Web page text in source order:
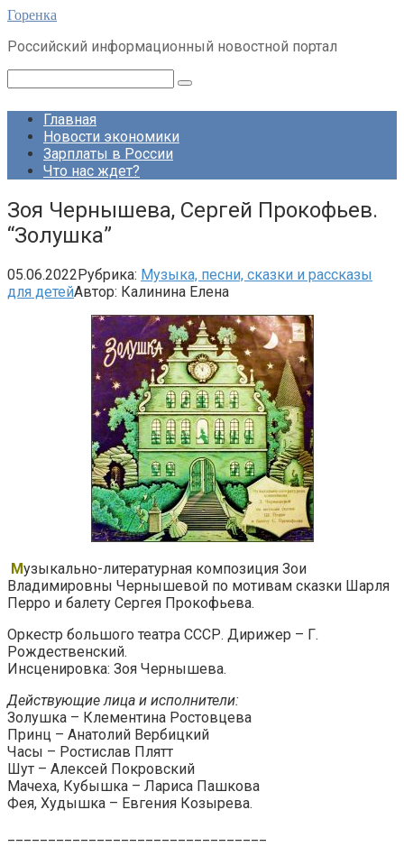
Перейти
контенту
Горенка
Российский информационный новостной портал
Главная
Новости экономики
Зарплаты в России
Что нас ждет?
Зоя Чернышева, Сергей Прокофьев.
“Золушка”
05.06.2022Рубрика: Музыка, песни, сказки и рассказы
для детейАвтор: Калинина Елена
Музыкально-литературная композиция Зои
Владимировны Чернышевой по мотивам сказки Шарля
Перро и балету Сергея Прокофьева.
Оркестр большого театра СССР. Дирижер – Г.
Рождественский.
Инсценировка: Зоя Чернышева.
Действующие лица и исполнители:
Золушка – Клементина Ростовцева
Принц – Анатолий Вербицкий
Часы – Ростислав Плятт
Шут – Алексей Покровский
Мачеха, Кубышка – Лариса Пашкова
Фея, Худышка – Евгения Козырева.